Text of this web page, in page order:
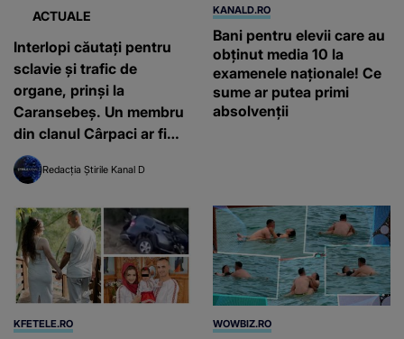
ACTUALE
Interlopi căutați pentru
sclavie și trafic de
organe, prinși la
Caransebeș. Un membru
din clanul Cârpaci ar fi
forțat un bărbat să îi
doneze un rinichi
Redacția Știrile Kanal D
KANALD.RO
Bani pentru elevii care au
obținut media 10 la
examenele naționale! Ce
sume ar putea primi
absolvenții
KFETELE.RO WOWBIZ.RO